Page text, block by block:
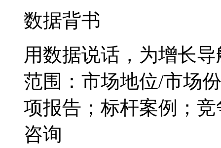
数据背书
用数据说话，为增长导
范围：市场地位/市场
项报告；标杆案例；
咨询